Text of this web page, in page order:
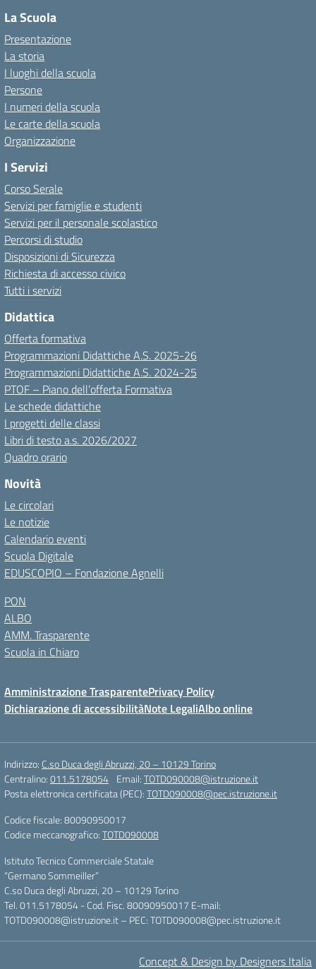
La Scuola
Presentazione
La storia
I luoghi della scuola
Persone
I numeri della scuola
Le carte della scuola
Organizzazione
I Servizi
Corso Serale
Servizi per famiglie e studenti
Servizi per il personale scolastico
Percorsi di studio
Disposizioni di Sicurezza
Richiesta di accesso civico
Tutti i servizi
Didattica
Offerta formativa
Programmazioni Didattiche A.S. 2025-26
Programmazioni Didattiche A.S. 2024-25
PTOF – Piano dell’offerta Formativa
Le schede didattiche
I progetti delle classi
Libri di testo a.s. 2026/2027
Quadro orario
Novità
Le circolari
Le notizie
Calendario eventi
Scuola Digitale
EDUSCOPIO – Fondazione Agnelli
PON
ALBO
AMM. Trasparente
Scuola in Chiaro
Amministrazione TrasparentePrivacy Policy
Dichiarazione di accessibilitàNote LegaliAlbo online
Indirizzo: C.so Duca degli Abruzzi, 20 – 10129 Torino
Centralino:011.5178054 Email:TOTD090008@istruzione.it
Posta elettronica certificata (PEC):TOTD090008@pec.istruzione.it
Codice fiscale: 80090950017
Codice meccanografico:TOTD090008
Istituto Tecnico Commerciale Statale
“Germano Sommeiller”
C.so Duca degli Abruzzi, 20 – 10129 Torino
Tel. 011.5178054 - Cod. Fisc. 80090950017 E-mail:
TOTD090008@istruzione.it – PEC: TOTD090008@pec.istruzione.it
Concept & Design by Designers Italia